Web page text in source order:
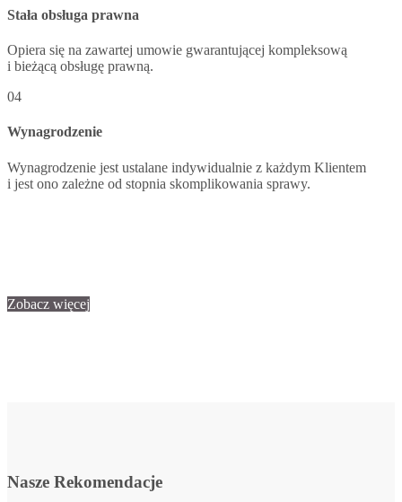
Stała obsługa prawna
Opiera się na zawartej umowie gwarantującej kompleksową
i bieżącą obsługę prawną.
04
Wynagrodzenie
Wynagrodzenie jest ustalane indywidualnie z każdym Klientem
i jest ono zależne od stopnia skomplikowania sprawy.
Zobacz więcej
Nasze Rekomendacje